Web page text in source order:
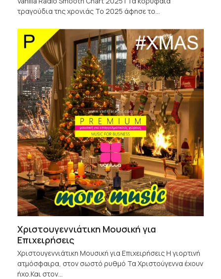
τραγούδια της χρονιάς Το 2025 άφησε το…
Χριστουγεννιάτικη Μουσική για
Επιχειρήσεις
Χριστουγεννιάτικη Μουσική για Επιχειρήσεις Η γιορτινή
ατμόσφαιρα, στον σωστό ρυθμό Τα Χριστούγεννα έχουν
ήχο.Και στον…